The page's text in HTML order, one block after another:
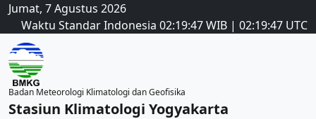
Jumat, 7 Agustus 2026
Waktu Standar Indonesia 02:19:47WIB | 02:19:47 UTC
Badan Meteorologi Klimatologi dan Geofisika
Stasiun Klimatologi Yogyakarta